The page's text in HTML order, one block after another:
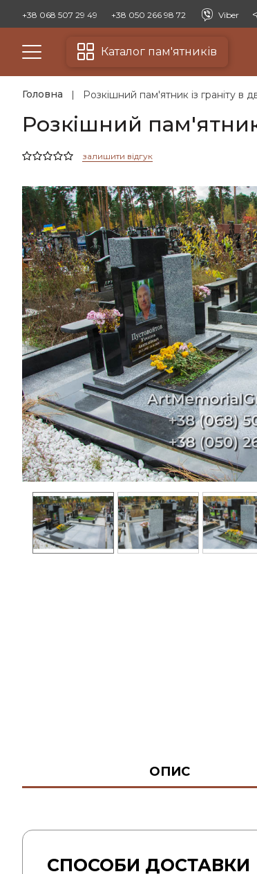
+38 068 507 29 49 +38 050 266 98 72 Viber
Каталог пам'ятників
Головна Розкішний пам'ятник із граніту в
Розкішний пам'ятник
залишити відгук
ОПИС
СПОСОБИ ДОСТАВКИ